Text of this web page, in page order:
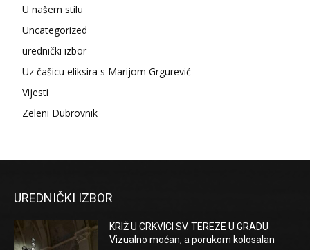
U našem stilu
Uncategorized
urednički izbor
Uz čašicu eliksira s Marijom Grgurević
Vijesti
Zeleni Dubrovnik
UREDNIČKI IZBOR
KRIŽ U CRKVICI SV. TEREZE U GRADU
Vizualno moćan, a porukom kolosalan